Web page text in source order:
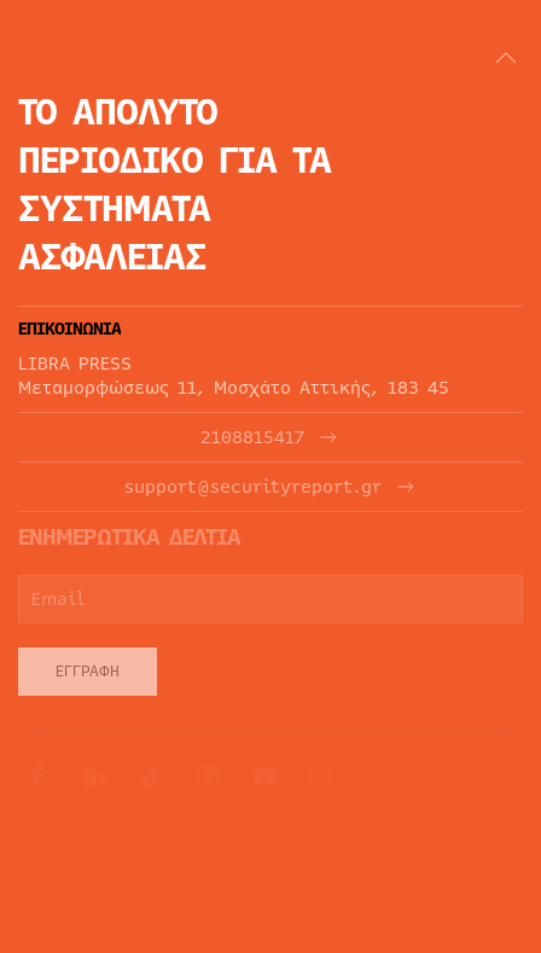
ΤΟ ΑΠΟΛΥΤΟ
ΠΕΡΙΟΔΙΚΟ ΓΙΑ ΤΑ
ΣΥΣΤΗΜΑΤΑ
ΑΣΦΑΛΕΙΑΣ
ΕΠΙΚΟΙΝΩΝΙΑ
LIBRA PRESS
Μεταμορφώσεως 11, Μοσχάτο Αττικής, 183 45
2108815417
support@securityreport.gr
ΕΝΗΜΕΡΩΤΙΚΑ ΔΕΛΤΙΑ
ΕΓΓΡΑΦΉ